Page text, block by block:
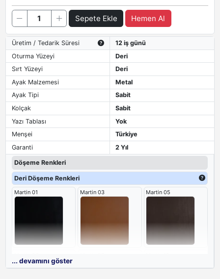
Sepete Ekle Hemen Al
Üretim / Tedarik Süresi
12 iş günü
Oturma Yüzeyi
Deri
Sırt Yüzeyi
Deri
Ayak Malzemesi
Metal
Ayak Tipi
Sabit
Kolçak
Sabit
Yazı Tablası
Yok
Menşei
Türkiye
Garanti
2 Yıl
Döşeme Renkleri
Deri Döşeme Renkleri
Martin 01 Martin 03 Martin 05
... devamını göster